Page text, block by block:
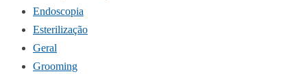
Endoscopia
Esterilização
Geral
Grooming